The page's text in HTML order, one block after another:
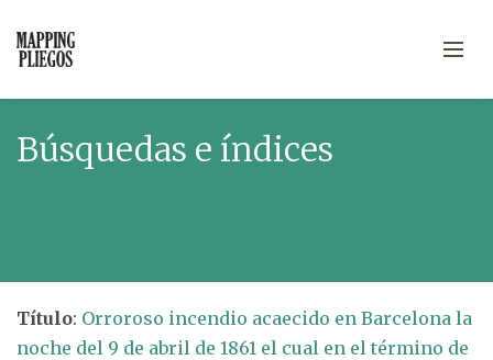
Búsquedas e índices
Título: Orroroso incendio acaecido en Barcelona la
noche del 9 de abril de 1861 el cual en el término de